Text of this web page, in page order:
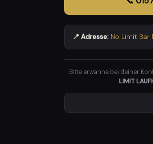
📍 Adresse: No Limit Bar
Bitte erwähne bei deiner
LIMIT